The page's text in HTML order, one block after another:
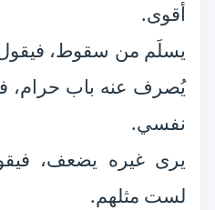
أقوى.
يسلَم من سقوط،
يُصرف عنه باب حرام،
نفسي.
يرى غيره يضعف،
لست مثلهم.